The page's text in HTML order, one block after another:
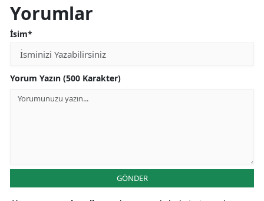
Yorumlar
İsim*
Yorum Yazın (500 Karakter)
GÖNDER